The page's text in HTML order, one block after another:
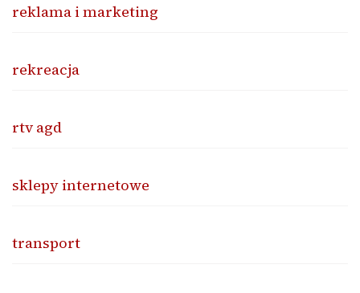
reklama i marketing
rekreacja
rtv agd
sklepy internetowe
transport